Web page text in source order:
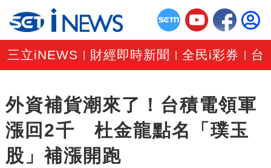
三立iNEWS 財經即時新聞 |全民i彩券 台
外資補貨潮來了！台積電領軍
漲回2千 杜金龍點名「璞玉
股」補漲開跑